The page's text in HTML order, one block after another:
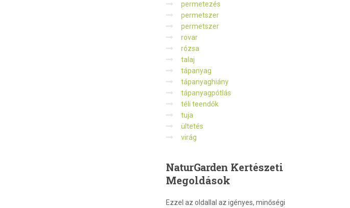
permetezés
permetszer
permetszer
rovar
rózsa
talaj
tápanyag
tápanyaghiány
tápanyagpótlás
téli teendők
tuja
ültetés
virág
NaturGarden Kertészeti
Megoldások
Ezzel az oldallal az igényes, minőségi